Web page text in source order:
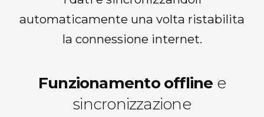
automaticamente una volta ristabilita
la connessione internet.
Funzionamento offline e
sincronizzazione